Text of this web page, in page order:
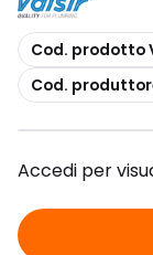
copia
Cod. prodotto
copia
Cod.
Accedi per